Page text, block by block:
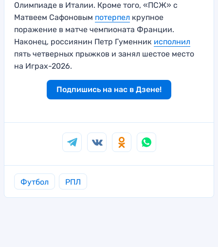
Олимпиаде в Италии. Кроме того, «ПСЖ» с
Матвеем Сафоновым потерпел крупное
поражение в матче чемпионата Франции.
Наконец, россиянин Петр Гуменник исполнил
пять четверных прыжков и занял шестое место
на Играх-2026.
Подпишись на нас в Дзене!
Футбол РПЛ